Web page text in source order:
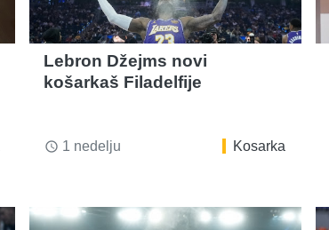
Lebron Džejms novi
košarkaš Filadelfije
access_time 1 nedelju Kosarka